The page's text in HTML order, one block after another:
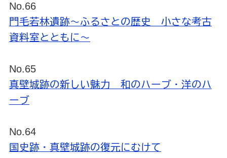
No.66
門毛若林遺跡～ふるさとの歴史 小さな考古
資料室とともに～
No.65
真壁城跡の新しい魅力 和のハーブ・洋のハ
ーブ
No.64
国史跡・真壁城跡の復元にむけて